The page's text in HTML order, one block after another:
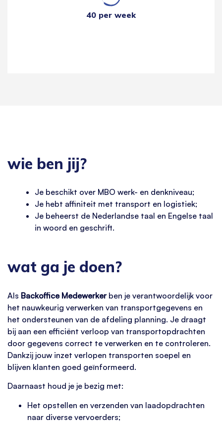
40 per week
wie ben jij?
Je beschikt over MBO werk- en denkniveau;
Je hebt affiniteit met transport en logistiek;
Je beheerst de Nederlandse taal en Engelse taal
in woord en geschrift.
wat ga je doen?
Als Backoffice Medewerkerben je verantwoordelijk voor
het nauwkeurig verwerken van transportgegevens en
het ondersteunen van de afdeling planning. Je draagt
bij aan een efficiënt verloop van transportopdrachten
door gegevens correct te verwerken en te controleren.
Dankzij jouw inzet verlopen transporten soepel en
blijven klanten goed geïnformeerd.
Daarnaast houd je je bezig met:
Het opstellen en verzenden van laadopdrachten
naar diverse vervoerders;